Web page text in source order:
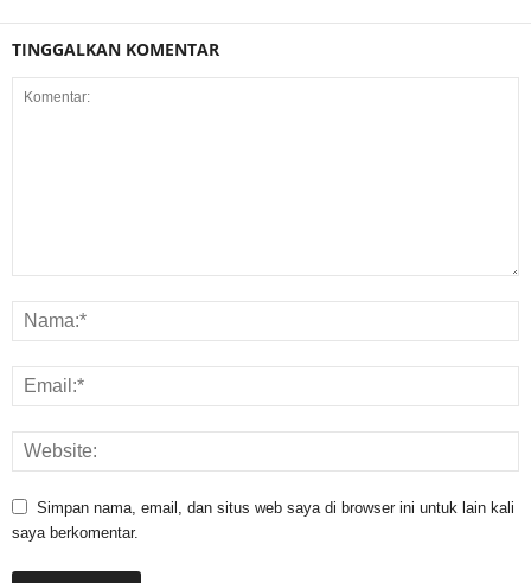
TINGGALKAN KOMENTAR
Simpan nama, email, dan situs web saya di browser ini untuk lain kali
saya berkomentar.